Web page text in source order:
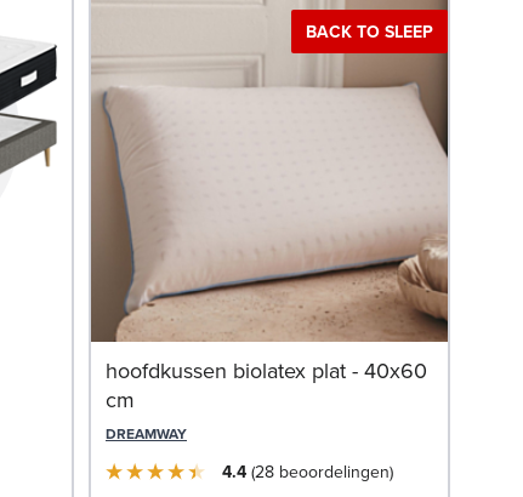
BACK TO SLEEP
hoofdkussen biolatex plat - 40x60
cm
DREAMWAY
4.4 28 beoordelingen